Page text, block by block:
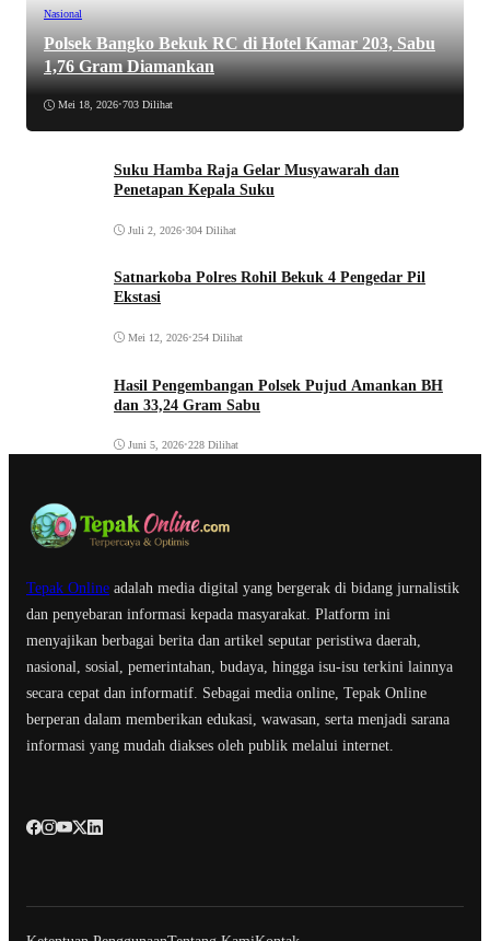
Nasional
Polsek Bangko Bekuk RC di Hotel Kamar 203, Sabu
1,76 Gram Diamankan
Mei 18, 2026•703 Dilihat
Suku Hamba Raja Gelar Musyawarah dan
Penetapan Kepala Suku
Juli 2, 2026•304 Dilihat
Satnarkoba Polres Rohil Bekuk 4 Pengedar Pil
Ekstasi
Mei 12, 2026•254 Dilihat
Hasil Pengembangan Polsek Pujud Amankan BH
dan 33,24 Gram Sabu
Juni 5, 2026•228 Dilihat
Tepak Online adalah media digital yang bergerak di bidang jurnalistik
dan penyebaran informasi kepada masyarakat. Platform ini
menyajikan berbagai berita dan artikel seputar peristiwa daerah,
nasional, sosial, pemerintahan, budaya, hingga isu-isu terkini lainnya
secara cepat dan informatif. Sebagai media online, Tepak Online
berperan dalam memberikan edukasi, wawasan, serta menjadi sarana
informasi yang mudah diakses oleh publik melalui internet.